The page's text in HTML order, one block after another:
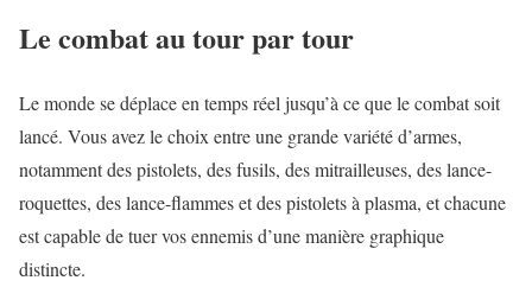
Le combat au tour par tour
Le monde se déplace en temps réel jusqu’à ce que le combat soit
lancé. Vous avez le choix entre une grande variété d’armes,
notamment des pistolets, des fusils, des mitrailleuses, des lance-
roquettes, des lance-flammes et des pistolets à plasma, et chacune
est capable de tuer vos ennemis d’une manière graphique
distincte.